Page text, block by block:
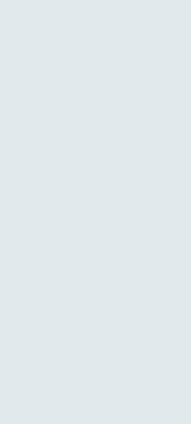
vissa fall, men
igen istället
Gamla stan.
har trafiken
sittplatser vid
hällar, murar,
cyklar och
hålla
JVAB som utgör